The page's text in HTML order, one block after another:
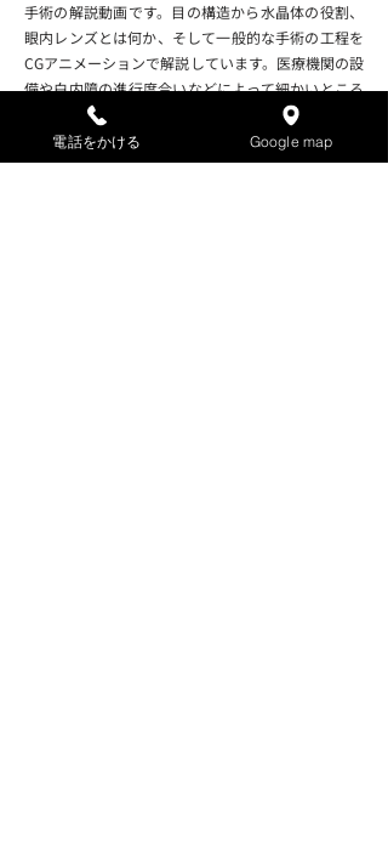
手術の解説動画です。目の構造から水晶体の役割、
眼内レンズとは何か、そして一般的な手術の工程を
CGアニメーションで解説しています。医療機関の設
備や白内障の進行度合いなどによって細かいところ
が違う場合もありますが、「濁った水晶体を取り除
き、眼内レンズを挿入する。」という大枠は全医療
機関共通です。
電話をかける Google map